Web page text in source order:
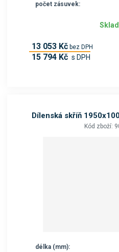
počet zásuvek:
13 053 Kč bez DPH
15 794 Kč s DPH
Dílenská skříň
Kód zboží:
délka (mm):